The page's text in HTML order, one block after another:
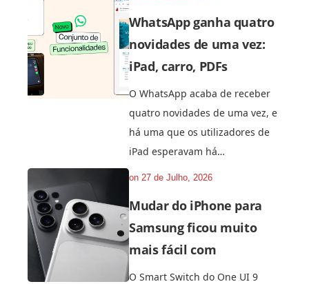
WhatsApp ganha quatro
novidades de uma vez:
iPad, carro, PDFs
O WhatsApp acaba de receber
quatro novidades de uma vez, e
há uma que os utilizadores de
iPad esperavam há…
on27 de Julho, 2026
Mudar do iPhone para
Samsung ficou muito
mais fácil com
O Smart Switch do One UI 9